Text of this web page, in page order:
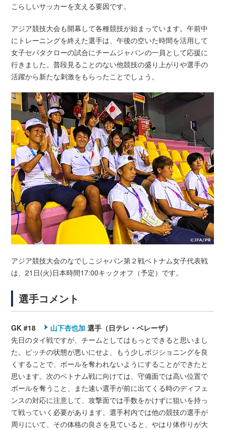
こらしいサッカーを支える要因です。
アジア競技大会も開幕して各種競技が始まっています。午前中
にトレーニングを終えた選手は、午後の空いた時間を活用して
女子セパタクローの試合にチームジャパンの一員として応援に
行きました。普段見ることのない他競技の盛り上がりや選手の
活躍から新たな刺激をもらったことでしょう。
アジア競技大会のなでしこジャパン第２戦ベトナム女子代表戦
は、21日(火)日本時間17:00キックオフ（予定）です。
選手コメント
GK #18 山下杏也加 選手（日テレ・ベレーザ）
先日のタイ戦ですが、チームとしてはもっとできると思いまし
た。ピッチの状態が悪いにせよ、もう少しポジショニングを良
くすることで、ボールを奪われないようにすることができたと
思います。次のベトナム戦に向けては、守備面では高い位置で
ボールを奪うこと、また速い選手が前に出てくる時のディフェ
ンスの対応に注意して、攻撃面では手数をかけずに狙いを持っ
て戦っていく必要があります。選手村内では他の競技の選手が
周りにいて、その体格の良さを見ていると、やはり体作りが大